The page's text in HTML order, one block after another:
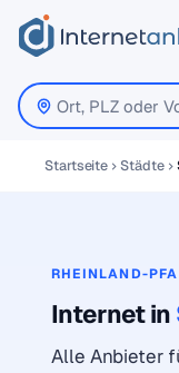
Startseite Städte
RHEINLAND-
Internet in
Alle Anbieter